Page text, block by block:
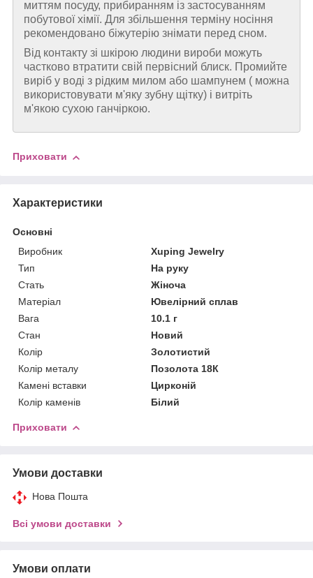
миттям посуду, прибиранням із застосуванням
побутової хімії. Для збільшення терміну носіння
рекомендовано біжутерію знімати перед сном.
Від контакту зі шкірою людини вироби можуть
частково втратити свій первісний блиск. Промийте
виріб у воді з рідким милом або шампунем ( можна
використовувати м'яку зубну щітку) і витріть
м'якою сухою ганчіркою.
Приховати
Характеристики
Основні
Виробник
Xuping Jewelry
Тип
На руку
Стать
Жіноча
Матеріал
Ювелірний сплав
Вага
10.1 г
Стан
Новий
Колір
Золотистий
Колір металу
Позолота 18К
Камені вставки
Цирконій
Колір каменів
Білий
Приховати
Умови доставки
Нова Пошта
Всі умови доставки
Умови оплати